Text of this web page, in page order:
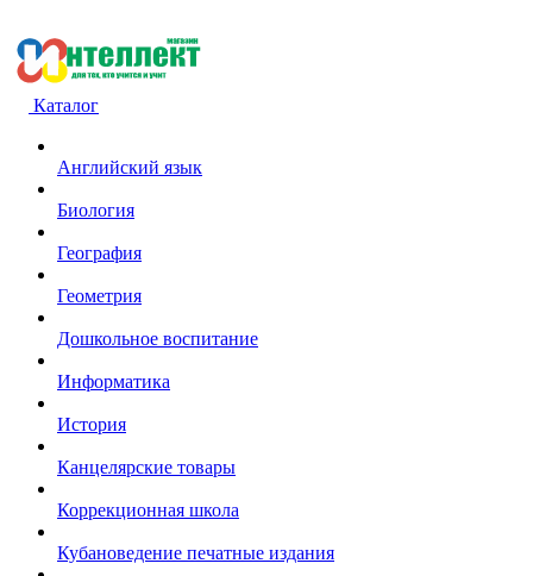
Каталог
Английский язык
Биология
География
Геометрия
Дошкольное воспитание
Информатика
История
Канцелярские товары
Коррекционная школа
Кубановедение печатные издания